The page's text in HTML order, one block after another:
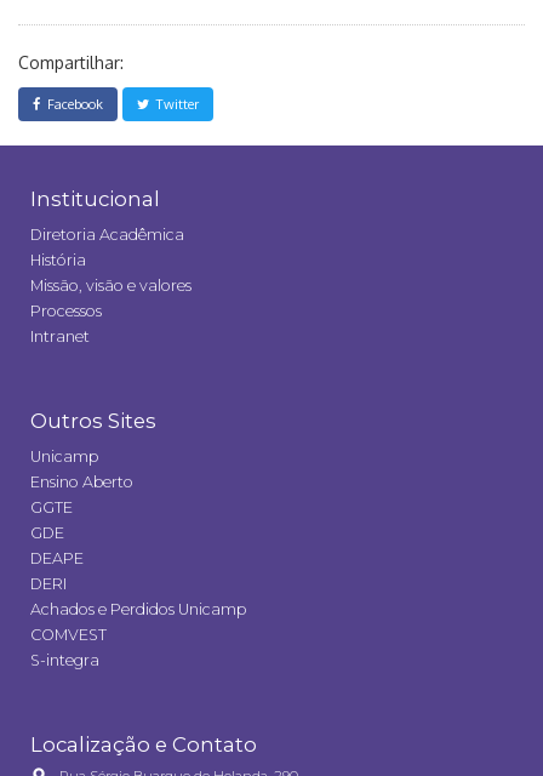
Compartilhar:
Facebook Twitter
Institucional
Diretoria Acadêmica
História
Missão, visão e valores
Processos
Intranet
Outros Sites
Unicamp
Ensino Aberto
GGTE
GDE
DEAPE
DERI
Achados e Perdidos Unicamp
COMVEST
S-integra
Localização e Contato